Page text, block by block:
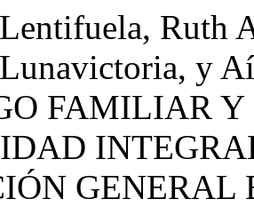
Ruth
y
FAMILIAR